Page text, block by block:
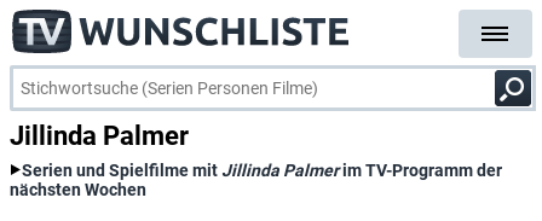
Jillinda Palmer
Serien und Spielfilme mit Jillinda Palmerim TV-Programm der
nächsten Wochen